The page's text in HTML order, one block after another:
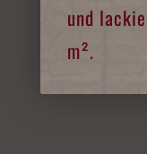
und
m².